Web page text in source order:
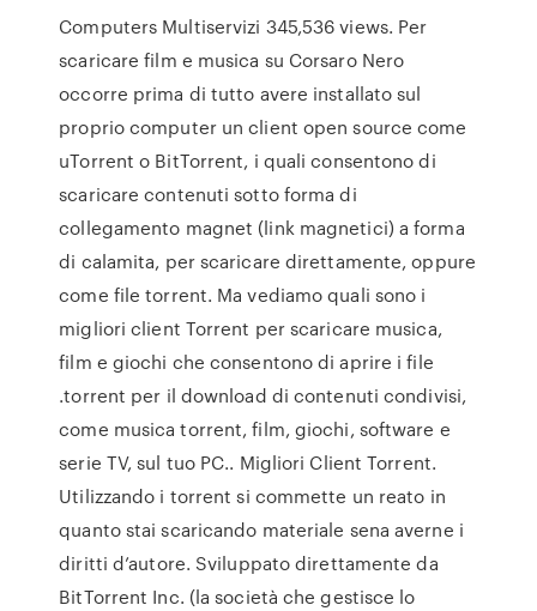
Computers Multiservizi 345,536 views. Per
scaricare film e musica su Corsaro Nero
occorre prima di tutto avere installato sul
proprio computer un client open source come
uTorrent o BitTorrent, i quali consentono di
scaricare contenuti sotto forma di
collegamento magnet (link magnetici) a forma
di calamita, per scaricare direttamente, oppure
come file torrent. Ma vediamo quali sono i
migliori client Torrent per scaricare musica,
film e giochi che consentono di aprire i file
.torrent per il download di contenuti condivisi,
come musica torrent, film, giochi, software e
serie TV, sul tuo PC.. Migliori Client Torrent.
Utilizzando i torrent si commette un reato in
quanto stai scaricando materiale sena averne i
diritti d’autore. Sviluppato direttamente da
BitTorrent Inc. (la società che gestisce lo